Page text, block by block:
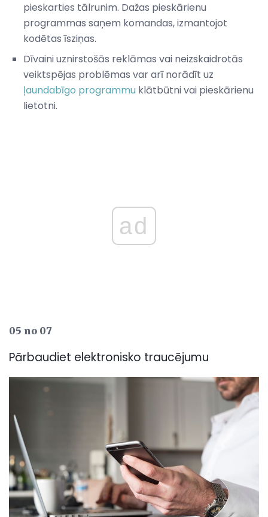
pieskarties tālrunim. Dažas pieskārienu
programmas saņem komandas, izmantojot
kodētas īsziņas.
Dīvaini uznirstošās reklāmas vai neizskaidrotās
veiktspējas problēmas var arī norādīt uz
ļaundabīgo programmu klātbūtni vai pieskārienu
lietotni.
ad
05 no 07
Pārbaudiet elektronisko traucējumu